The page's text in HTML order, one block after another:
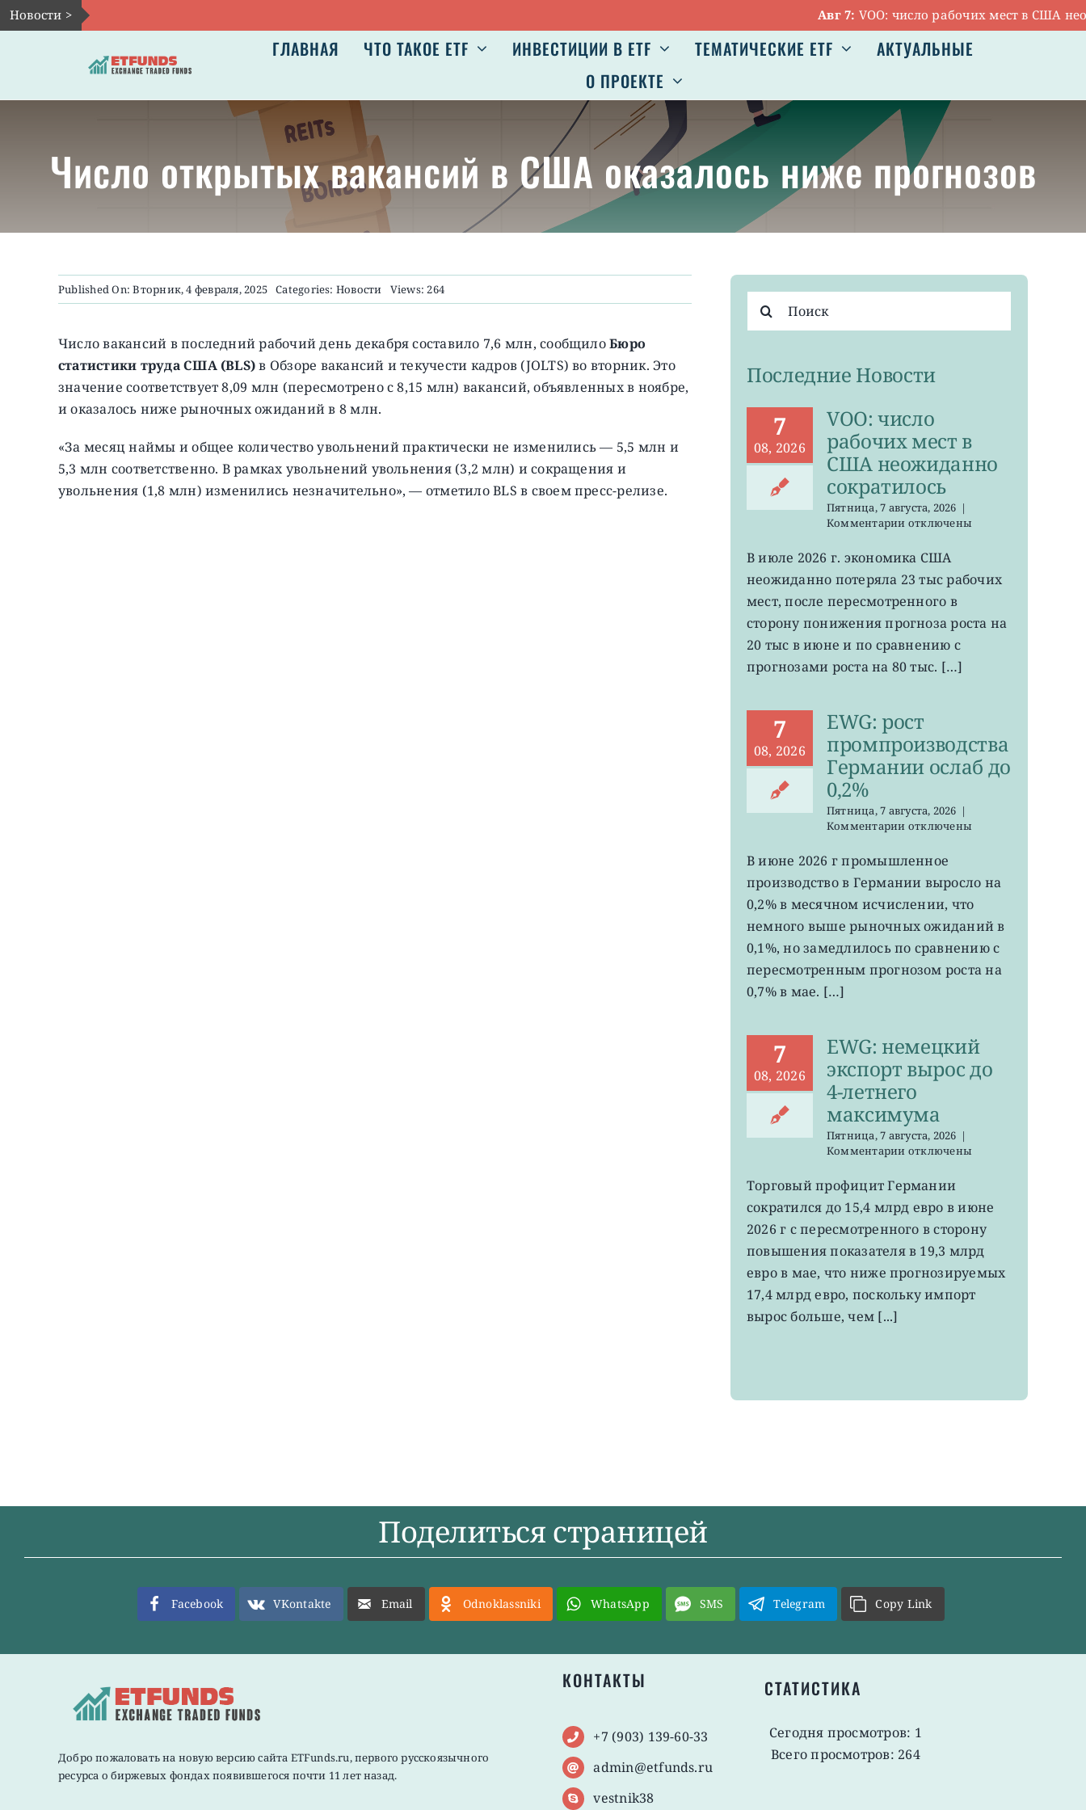
Skip
to
Новости > Авг 7:VOO: число рабочих мест в США
ГЛАВНАЯ ЧТО ТАКОЕ ETF ИНВЕСТИЦИИ В ETF ТЕМАТИЧЕСКИЕ ETF
АКТУАЛЬНЫЕ
О ПРОЕКТЕ
Число открытых вакансий в США оказалось ниже прогнозов
Published On: Вторник, 4 февраля, 2025 Categories: Новости Views: 264
Число вакансий в последний рабочий день декабря составило 7,6 млн, сообщилоБюро
статистики труда США (BLS)в Обзоре вакансий и текучести кадров (JOLTS) во вторник. Это
значение соответствует 8,09 млн (пересмотрено с 8,15 млн) вакансий, объявленных в ноябре,
и оказалось ниже рыночных ожиданий в 8 млн.
«За месяц наймы и общее количество увольнений практически не изменились — 5,5 млн и
5,3 млн соответственно. В рамках увольнений увольнения (3,2 млн) и сокращения и
увольнения (1,8 млн) изменились незначительно», — отметило BLS в своем пресс-релизе.
поиска:
Последние Новости
7
08, 2026
VOO: число
рабочих мест в
США неожиданно
сократилось
Пятница, 7 августа, 2026 |
Комментариик
VOO:
рабочих
мест
США
неожиданно
сократилось
отключены
В июле 2026 г. экономика США
неожиданно потеряла 23 тыс рабочих
мест, после пересмотренного в
сторону понижения прогноза роста на
20 тыс в июне и по сравнению с
прогнозами роста на 80 тыс. […]
7
08, 2026
EWG: рост
промпроизводства
Германии ослаб до
0,2%
Пятница, 7 августа, 2026 |
Комментариик
EWG:
рост
промпроизводства
Германии
до
0,2%
отключены
В июне 2026 г промышленное
производство в Германии выросло на
0,2% в месячном исчислении, что
немного выше рыночных ожиданий в
0,1%, но замедлилось по сравнению с
пересмотренным прогнозом роста на
0,7% в мае. […]
7
08, 2026
EWG: немецкий
экспорт вырос до
4-летнего
максимума
Пятница, 7 августа, 2026 |
Комментариик
EWG:
немецкий
экспорт
вырос
4-
летнего
отключены
Торговый профицит Германии
сократился до 15,4 млрд евро в июне
2026 г с пересмотренного в сторону
повышения показателя в 19,3 млрд
евро в мае, что ниже прогнозируемых
17,4 млрд евро, поскольку импорт
вырос больше, чем [...]
Поделиться страницей
Facebook VKontakte Email Odnoklassniki WhatsApp SMS Telegram Copy Link
Добро пожаловать на новую версию сайта ETFunds.ru, первого русскоязычного
ресурса о биржевых фондах появившегося почти 11 лет назад.
КОНТАКТЫ
+7 (903) 139-60-33
admin@etfunds.ru
vestnik38
СТАТИСТИКА
Сегодня просмотров: 1
Всего просмотров: 264